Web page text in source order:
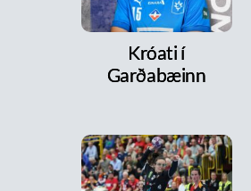
Króati í
Garðabæinn